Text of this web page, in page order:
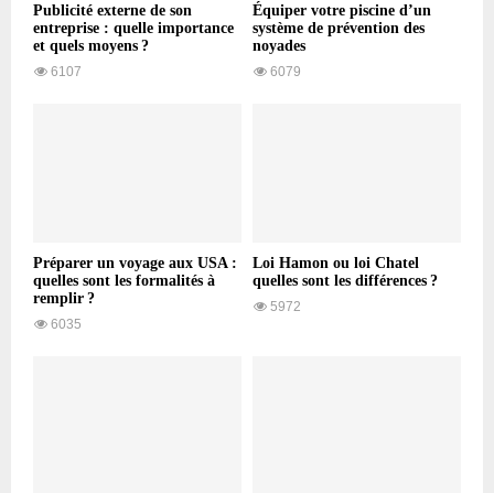
Publicité externe de son
entreprise : quelle importance
et quels moyens ?
6107
Équiper votre piscine d’un
système de prévention des
noyades
6079
Préparer un voyage aux USA :
quelles sont les formalités à
remplir ?
6035
Loi Hamon ou loi Chatel
quelles sont les différences ?
5972